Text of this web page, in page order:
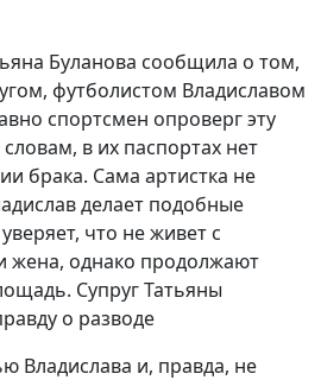
Буланова сообщила о том,
футболистом Владиславом
спортсмен опроверг эту
в их паспортах нет
брака. Сама артистка не
делает подобные
что не живет с
жена, однако продолжают
Супруг Татьяны
о разводе
Владислава и, правда, не